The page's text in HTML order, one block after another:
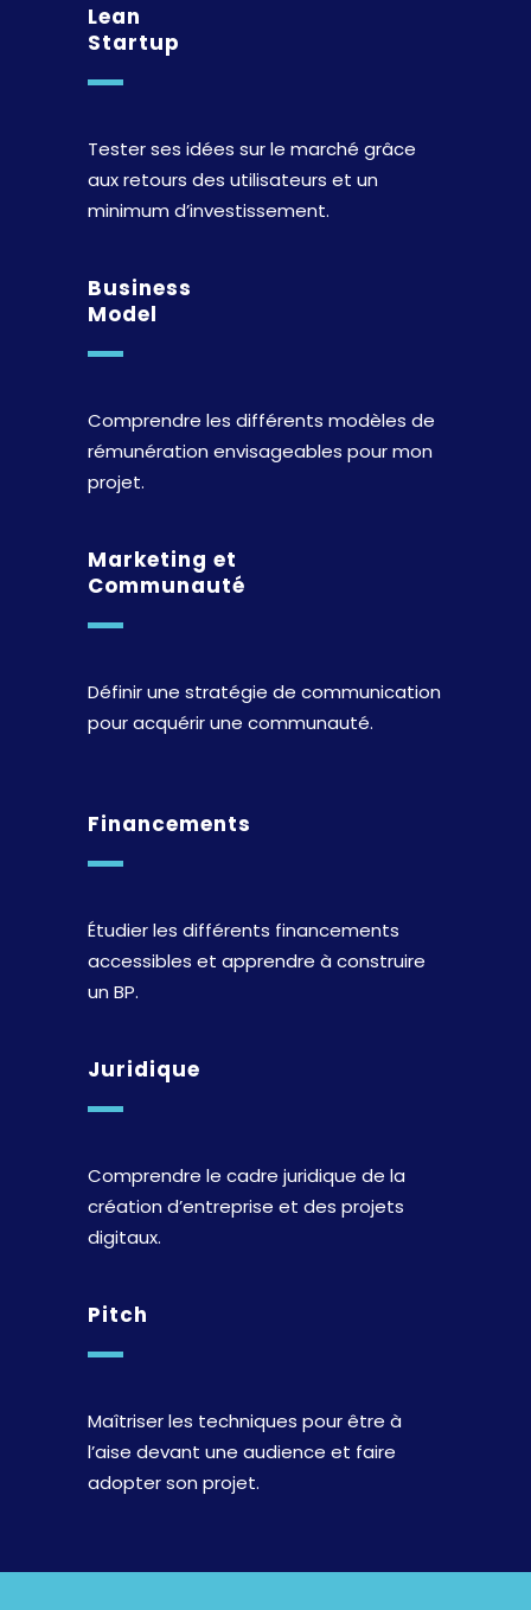
Lean
Startup
Tester ses idées sur le marché grâce
aux retours des utilisateurs et un
minimum d’investissement.
Business
Model
Comprendre les différents modèles de
rémunération envisageables pour mon
projet.
Marketing et
Communauté
Définir une stratégie de communication
pour acquérir une communauté.
Financements
Étudier les différents financements
accessibles et apprendre à construire
un BP.
Juridique
Comprendre le cadre juridique de la
création d’entreprise et des projets
digitaux.
Pitch
Maîtriser les techniques pour être à
l’aise devant une audience et faire
adopter son projet.